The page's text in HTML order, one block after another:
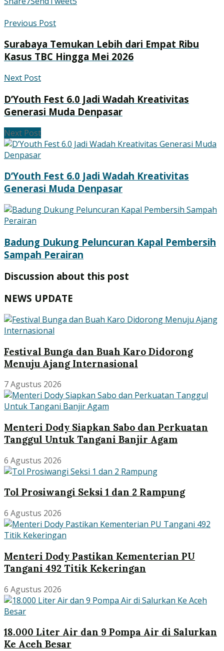
Previous Post
Surabaya Temukan Lebih dari Empat Ribu
Kasus TBC Hingga Mei 2026
Next Post
D’Youth Fest 6.0 Jadi Wadah Kreativitas
Generasi Muda Denpasar
Next Post
D’Youth Fest 6.0 Jadi Wadah Kreativitas
Generasi Muda Denpasar
Badung Dukung Peluncuran Kapal Pembersih
Sampah Perairan
Discussion about this post
NEWS UPDATE
Festival Bunga dan Buah Karo Didorong
Menuju Ajang Internasional
7 Agustus 2026
Menteri Dody Siapkan Sabo dan Perkuatan
Tanggul Untuk Tangani Banjir Agam
6 Agustus 2026
Tol Prosiwangi Seksi 1 dan 2 Rampung
6 Agustus 2026
Menteri Dody Pastikan Kementerian PU
Tangani 492 Titik Kekeringan
6 Agustus 2026
18.000 Liter Air dan 9 Pompa Air di Salurkan
Ke Aceh Besar